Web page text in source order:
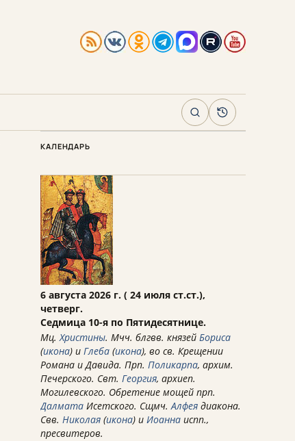
ПоискАрхив
КАЛЕНДАРЬ
6 августа 2026 г. ( 24 июля ст.ст.),
четверг.
Седмица 10-я по Пятидесятнице.
Мц.Христины. Мчч. блгвв. князей Бориса
(икона) и Глеба (икона), во св. Крещении
Романа и Давида. Прп. Поликарпа, архим.
Печерского. Свт. Георгия, архиеп.
Могилевского. Обретение мощей прп.
Далмата Исетского. Сщмч.Алфея диакона.
Свв. Николая (икона) и Иоанна испп.,
пресвитеров.